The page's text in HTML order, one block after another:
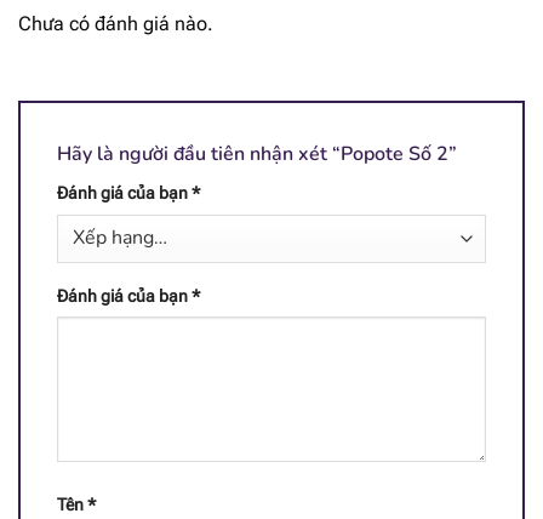
[popup_anything
[popup_anything
[popup_anything
id="1935"]
[popup_anything
id="1938"]
[popup_anything
Chưa có đánh giá nào.
Hãy là người đầu tiên nhận xét “Popote Số 2”
Đánh giá của bạn*
Đánh giá của bạn*
Tên*